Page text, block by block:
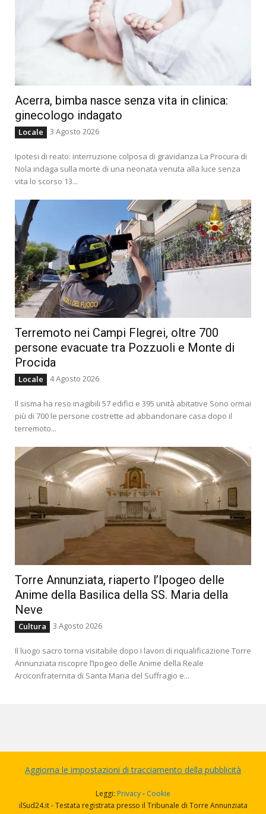
Acerra, bimba nasce senza vita in clinica:
ginecologo indagato
Locale 3 Agosto 2026
Ipotesi di reato: interruzione colposa di gravidanza La Procura di
Nola indaga sulla morte di una neonata venuta alla luce senza
vita lo scorso 13...
Terremoto nei Campi Flegrei, oltre 700
persone evacuate tra Pozzuoli e Monte di
Procida
Locale 4 Agosto 2026
Il sisma ha reso inagibili 57 edifici e 395 unità abitative Sono ormai
più di 700 le persone costrette ad abbandonare casa dopo il
terremoto...
Torre Annunziata, riaperto l’Ipogeo delle
Anime della Basilica della SS. Maria della
Neve
Cultura 3 Agosto 2026
Il luogo sacro torna visitabile dopo i lavori di riqualificazione Torre
Annunziata riscopre l’Ipogeo delle Anime della Reale
Arciconfraternita di Santa Maria del Suffragio e...
Aggiorna le impostazioni di tracciamento della pubblicità
Leggi: Privacy- Cookie
ilSud24.it - Testata registrata presso il Tribunale di Torre Annunziata